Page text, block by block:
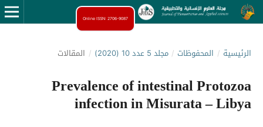
Online ISSN: 2706-9087
الرئيسية / المحفوظات / مجلد 5 عدد 10 (2020) / المقالات
Prevalence of intestinal Protozoa
infection in Misurata – Libya